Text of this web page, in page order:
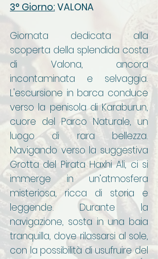
3° Giorno:VALONA
Giornata dedicata alla
scoperta della splendida costa
di Valona, ancora
incontaminata e selvaggia.
L'escursione in barca conduce
verso la penisola di Karaburun,
cuore del Parco Naturale, un
luogo di rara bellezza.
Navigando verso la suggestiva
Grotta del Pirata Haxhi Ali, ci si
immerge in un’atmosfera
misteriosa, ricca di storia e
leggende. Durante la
navigazione, sosta in una baia
tranquilla, dove rilassarsi al sole,
con la possibilità di usufruire del